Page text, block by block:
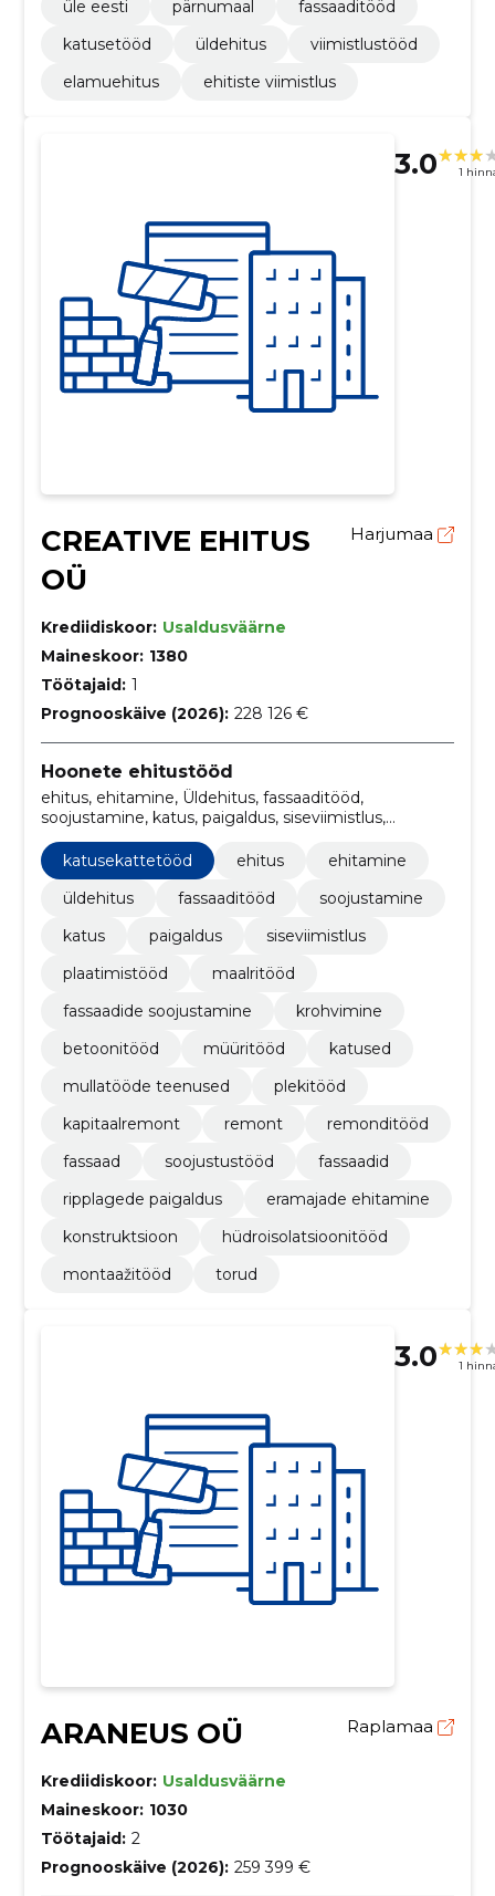
üle eesti pärnumaal
fassaaditööd
katusetööd
üldehitus
viimistlustööd
elamuehitus
ehitiste viimistlus
3.0 1
CREATIVE EHITUS
OÜ
Harjumaa
Krediidiskoor: Usaldusväärne
Maineskoor: 1380
Töötajaid: 1
Prognooskäive (2026): 228 126 €
Hoonete ehitustööd
ehitus, ehitamine, Üldehitus, fassaaditööd,
soojustamine, katus, paigaldus, siseviimistlus,
plaatimistööd, maalritööd
katusekattetööd
ehitus
ehitamine
üldehitus
fassaaditööd
soojustamine
katus
paigaldus
siseviimistlus
plaatimistööd
maalritööd
fassaadide soojustamine
krohvimine
betoonitööd
müüritööd
katused
mullatööde teenused
plekitööd
kapitaalremont
remont
remonditööd
fassaad
soojustustööd
fassaadid
ripplagede paigaldus
eramajade ehitamine
konstruktsioon
hüdroisolatsioonitööd
montaažitööd
torud
3.0 1
ARANEUS OÜ Raplamaa
Krediidiskoor: Usaldusväärne
Maineskoor: 1030
Töötajaid: 2
Prognooskäive (2026): 259 399 €